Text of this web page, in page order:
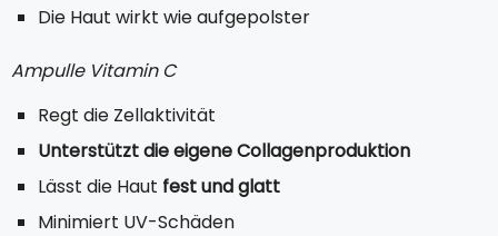
Die Haut wirkt wie aufgepolster
Ampulle Vitamin C
Regt die Zellaktivität
Unterstützt die eigene Collagenproduktion
Lässt die Haut fest und glatt
Minimiert UV-Schäden